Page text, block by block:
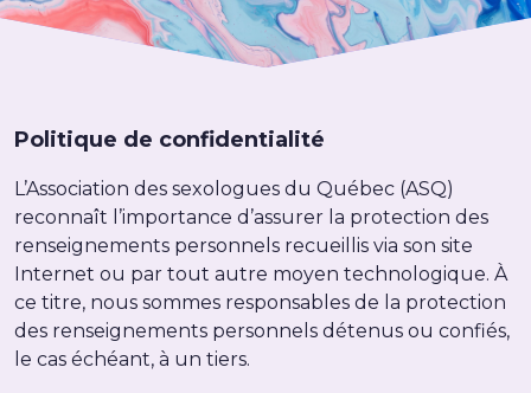
Politique de confidentialité
L’Association des sexologues du Québec (ASQ)
reconnaît l’importance d’assurer la protection des
renseignements personnels recueillis via son site
Internet ou par tout autre moyen technologique. À
ce titre, nous sommes responsables de la protection
des renseignements personnels détenus ou confiés,
le cas échéant, à un tiers.